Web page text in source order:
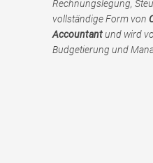
Rechnungslegung,
vollständige Form von
Accountantund wird
Budgetierung und